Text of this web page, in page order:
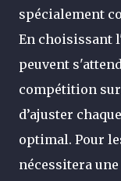
spécialement
En choisissant
peuvent
compétition
d’ajuster
optimal. Pour
nécessitera